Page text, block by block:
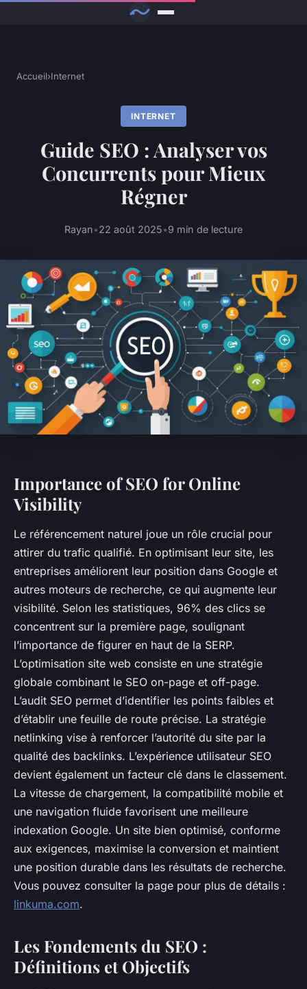
Accueil›Internet
INTERNET
Guide SEO : Analyser vos
Concurrents pour Mieux
Régner
Rayan•22 août 2025•9 min de lecture
Importance of SEO for Online
Visibility
Le référencement naturel joue un rôle crucial pour
attirer du trafic qualifié. En optimisant leur site, les
entreprises améliorent leur position dans Google et
autres moteurs de recherche, ce qui augmente leur
visibilité. Selon les statistiques, 96% des clics se
concentrent sur la première page, soulignant
l’importance de figurer en haut de la SERP.
L’optimisation site web consiste en une stratégie
globale combinant le SEO on-page et off-page.
L’audit SEO permet d’identifier les points faibles et
d’établir une feuille de route précise. La stratégie
netlinking vise à renforcer l’autorité du site par la
qualité des backlinks. L’expérience utilisateur SEO
devient également un facteur clé dans le classement.
La vitesse de chargement, la compatibilité mobile et
une navigation fluide favorisent une meilleure
indexation Google. Un site bien optimisé, conforme
aux exigences, maximise la conversion et maintient
une position durable dans les résultats de recherche.
Vous pouvez consulter la page pour plus de détails :
linkuma.com.
Les Fondements du SEO :
Définitions et Objectifs